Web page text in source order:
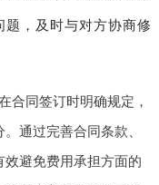
，及时与对方协商修
合同签订时明确规定，
通过完善合同条款、
避免费用承担方面的